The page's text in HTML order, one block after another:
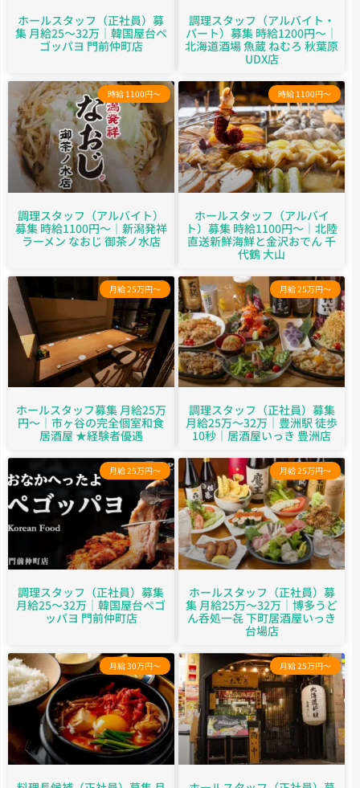
ホールスタッフ（正社員）募
集 月給25～32万｜韓国屋台ペ
ゴッパヨ 門前仲町店
調理スタッフ（アルバイト・
パート）募集 時給1200円～｜
北海道酒場 魚蔵 ねむろ 秋葉原
UDX店
時給 1100円～
調理スタッフ（アルバイト）
募集 時給1100円～｜新潟発祥
ラーメン なおじ 御茶ノ水店
時給 1100円～
ホールスタッフ（アルバイ
ト）募集 時給1100円～｜北陸
直送新鮮海鮮と金沢おでん 千
代鶴 大山
月給 25万円～
ホールスタッフ募集 月給25万
円〜｜市ヶ谷の完全個室和食
居酒屋 ★経験者優遇
月給 25万円～
調理スタッフ（正社員）募集
月給25万～32万｜豊洲駅 徒歩
10秒｜居酒屋いっき 豊洲店
月給 25万円～
調理スタッフ（正社員）募集
月給25～32万｜韓国屋台ペゴ
ッパヨ 門前仲町店
月給 25万円～
ホールスタッフ（正社員）募
集 月給25万～32万｜博多うど
ん呑処一㐂 下町居酒屋いっき
台場店
月給 30万円～ 月給 25万円～